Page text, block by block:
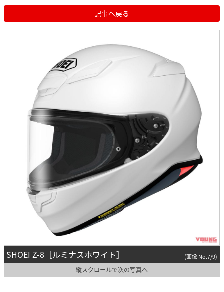
記事へ戻る
SHOEI Z-8［ルミナスホワイト］ (画像 No.7/9)
縦スクロールで次の写真へ